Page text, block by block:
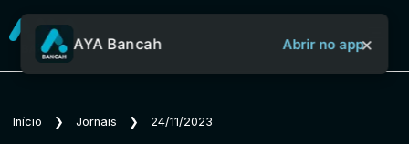
Sobre o Aya Bancah
AYA Bancah Abrir no app×
Início ❯ Jornais ❯ 24/11/2023